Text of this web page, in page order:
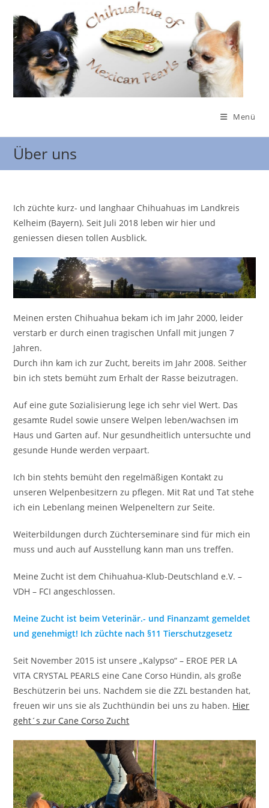
Inhalt
springen
Menü
Über uns
Ich züchte kurz- und langhaar Chihuahuas im Landkreis
Kelheim (Bayern). Seit Juli 2018 leben wir hier und
geniessen diesen tollen Ausblick.
Meinen ersten Chihuahua bekam ich im Jahr 2000, leider
verstarb er durch einen tragischen Unfall mit jungen 7
Jahren.
Durch ihn kam ich zur Zucht, bereits im Jahr 2008. Seither
bin ich stets bemüht zum Erhalt der Rasse beizutragen.
Auf eine gute Sozialisierung lege ich sehr viel Wert. Das
gesamte Rudel sowie unsere Welpen leben/wachsen im
Haus und Garten auf. Nur gesundheitlich untersuchte und
gesunde Hunde werden verpaart.
Ich bin stehts bemüht den regelmäßigen Kontakt zu
unseren Welpenbesitzern zu pflegen. Mit Rat und Tat stehe
ich ein Lebenlang meinen Welpeneltern zur Seite.
Weiterbildungen durch Züchterseminare sind für mich ein
muss und auch auf Ausstellung kann man uns treffen.
Meine Zucht ist dem Chihuahua-Klub-Deutschland e.V. –
VDH – FCI angeschlossen.
Meine Zucht ist beim Veterinär.- und Finanzamt gemeldet
und genehmigt! Ich züchte nach §11 Tierschutzgesetz
Seit November 2015 ist unsere „Kalypso“ – EROE PER LA
VITA CRYSTAL PEARLS eine Cane Corso Hündin, als große
Beschützerin bei uns. Nachdem sie die ZZL bestanden hat,
freuen wir uns sie als Zuchthündin bei uns zu haben. Hier
geht´s zur Cane Corso Zucht